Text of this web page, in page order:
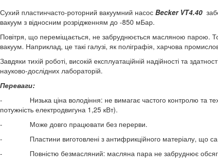
Сухий пластинчасто-роторний вакуумний насос BeckerVT4.40
вакуум з відносним розрідженням до -850 мБар.
Повітря, що переміщається, не забруднюється масляною парою.
вакуум. Наприклад, це такі галузі, як поліграфія, харчова
Завдяки тихій роботі, високій експлуатаційній надійності та
науково-дослідних лабораторій.
Переваги:
- Низька ціна володіння: не вимагає частого контролю та
потужність електродвигуна 1,25 кВт).
- Може довго працювати без перерви.
- Пластини виготовлені з антифрикційного матеріалу, що
- Повністю безмасляний: масляна пара не забруднює обсяг,